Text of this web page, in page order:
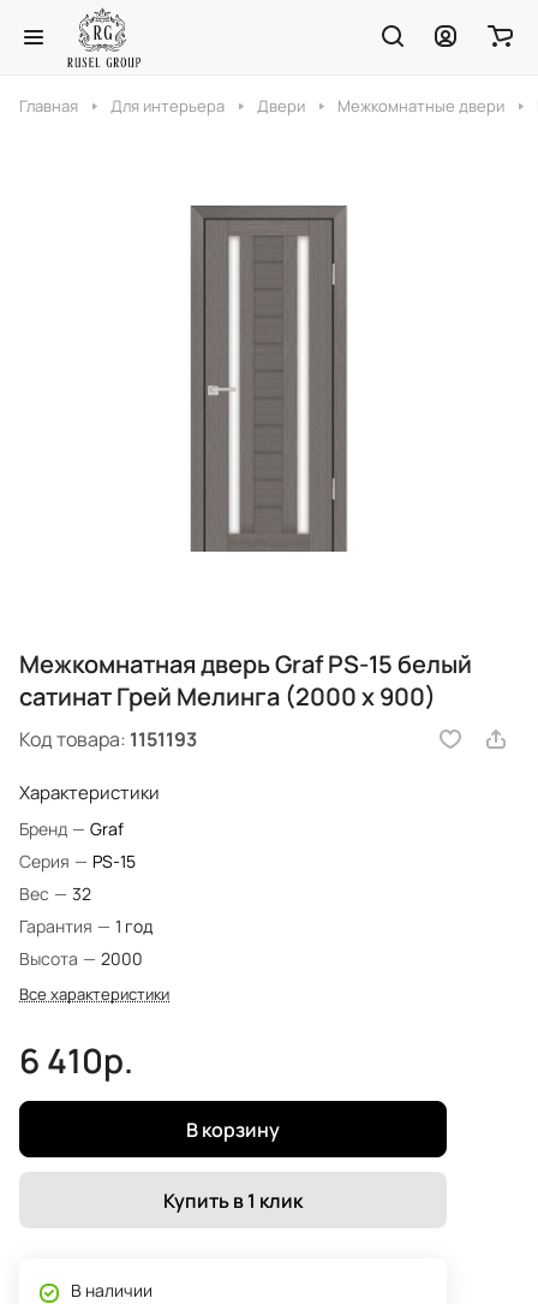
Главная Для интерьера Двери Межкомнатные двери
Межкомнатная дверь Graf PS-15 белый
сатинат Грей Мелинга (2000 х 900)
Код товара: 1151193
Характеристики
Бренд — Graf
Серия — PS-15
Вес — 32
Гарантия — 1 год
Высота — 2000
Все характеристики
6 410р.
В корзину
Купить в 1 клик
В наличии